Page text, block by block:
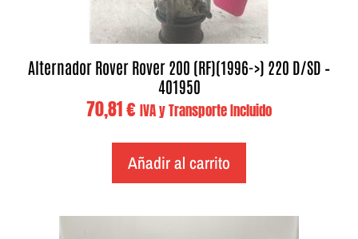
Alternador Rover Rover 200 (RF)(1996->) 220 D/SD –
401950
70,81€ IVA y Transporte Incluido
Añadir al carrito